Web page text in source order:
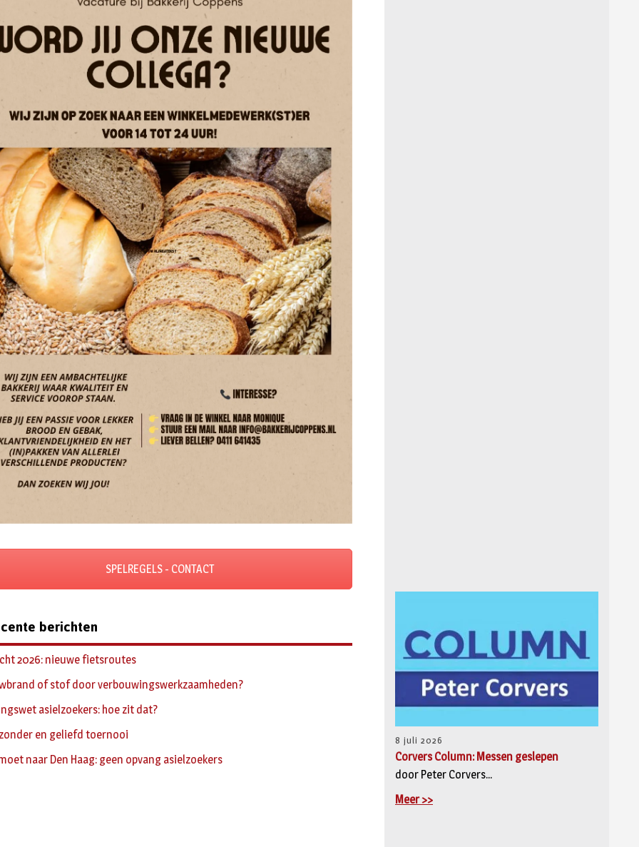
SPELREGELS - CONTACT
berichten
2026: nieuwe fietsroutes
of stof door verbouwingswerkzaamheden?
asielzoekers: hoe zit dat?
en geliefd toernooi
naar Den Haag: geen opvang asielzoekers
8 juli 2026
Corvers Column: Messen geslepen
door Peter Corvers...
Meer >>